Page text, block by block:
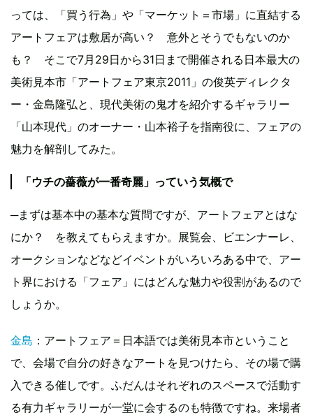
っては、「買う行為」や「マーケット＝市場」に直結する
アートフェアは敷居が高い？ 意外とそうでもないのか
も？ そこで7月29日から31日まで開催される日本最大の
美術見本市「アートフェア東京2011」の俊英ディレクタ
ー・金島隆弘と、現代美術の鬼才を紹介するギャラリー
「山本現代」のオーナー・山本裕子を指南役に、フェアの
魅力を解剖してみた。
「ウチの薔薇が一番奇麗」っていう気概で
─まずは基本中の基本な質問ですが、アートフェアとはな
にか？ を教えてもらえますか。展覧会、ビエンナーレ、
オークションなどなどイベントがいろいろある中で、アー
ト界における「フェア」にはどんな魅力や役割があるので
しょうか。
金島 ：アートフェア＝日本語では美術見本市ということ
で、会場で自分の好きなアートを見つけたら、その場で購
入できる催しです。ふだんはそれぞれのスペースで活動す
る有力ギャラリーが一堂に会するのも特徴ですね。来場者